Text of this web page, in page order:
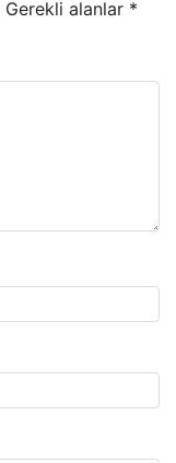
Gerekli alanlar *